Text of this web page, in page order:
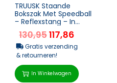
TRUUSK Staande
Bokszak Met Speedball
– Reflexstang – In
Hoogte Verstelbaar –
Voor ...
130,95117,86
Gratis verzending
& retourneren!
In Winkelwagen